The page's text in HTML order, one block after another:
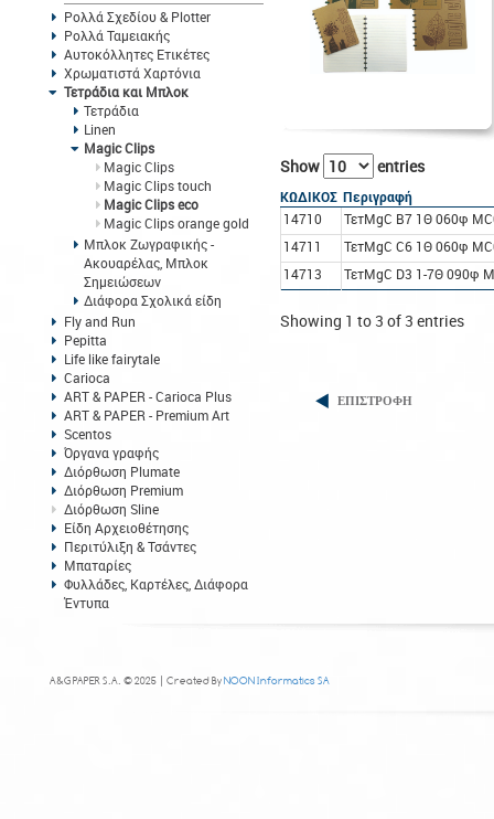
Ρολλά Σχεδίου & Plotter
Ρολλά Ταμειακής
Αυτοκόλλητες Ετικέτες
Χρωματιστά Χαρτόνια
Τετράδια και Μπλοκ
Τετράδια
Linen
Magic Clips
Magic Clips
Magic Clips touch
Magic Clips eco
Magic Clips orange gold
Μπλοκ Ζωγραφικής -
Ακουαρέλας, Μπλοκ
Σημειώσεων
Διάφορα Σχολικά είδη
Fly and Run
Pepitta
Life like fairytale
Carioca
ART & PAPER - Carioca Plus
ART & PAPER - Premium Art
Scentos
Όργανα γραφής
Διόρθωση Plumate
Διόρθωση Premium
Διόρθωση Sline
Είδη Αρχειοθέτησης
Περιτύλιξη & Τσάντες
Μπαταρίες
Φυλλάδες, Καρτέλες, Διάφορα
Έντυπα
Show entries
ΚΩΔΙΚΟΣ Περιγραφή
14710
ΤετMgC B7 1Θ 060φ
14711
ΤετMgC C6 1Θ 060φ
14713
ΤετMgC D3 1-7Θ 090φ
Showing 1 to 3 of 3 entries
ΕΠΙΣΤΡΟΦΗ
A&G PAPER S.A. © 2025 | Created ByNOON Informatics SA